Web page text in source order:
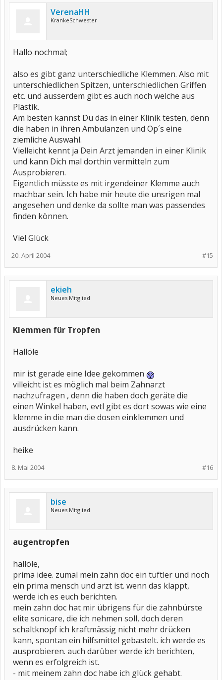
VerenaHH
KrankeSchwester
Hallo nochmal;
also es gibt ganz unterschiedliche Klemmen. Also mit
unterschiedlichen Spitzen, unterschiedlichen Griffen
etc. und ausserdem gibt es auch noch welche aus
Plastik.
Am besten kannst Du das in einer Klinik testen, denn
die haben in ihren Ambulanzen und Op´s eine
ziemliche Auswahl.
Vielleicht kennt ja Dein Arzt jemanden in einer Klinik
und kann Dich mal dorthin vermitteln zum
Ausprobieren.
Eigentlich müsste es mit irgendeiner Klemme auch
machbar sein. Ich habe mir heute die unsrigen mal
angesehen und denke da sollte man was passendes
finden können.
Viel Glück
#15
20. April 2004
ekieh
Neues Mitglied
Klemmen für Tropfen
Hallöle
mir ist gerade eine Idee gekommen
villeicht ist es möglich mal beim Zahnarzt
nachzufragen , denn die haben doch geräte die
einen Winkel haben, evtl gibt es dort sowas wie eine
klemme in die man die dosen einklemmen und
ausdrücken kann.
heike
#16
8. Mai 2004
bise
Neues Mitglied
augentropfen
hallöle,
prima idee. zumal mein zahn doc ein tüftler und noch
ein prima mensch und arzt ist. wenn das klappt,
werde ich es euch berichten.
mein zahn doc hat mir übrigens für die zahnbürste
elite sonicare, die ich nehmen soll, doch deren
schaltknopf ich kraftmässig nicht mehr drücken
kann, spontan ein hilfsmittel gebastelt. ich werde es
ausprobieren. auch darüber werde ich berichten,
wenn es erfolgreich ist.
- mit meinem zahn doc habe ich glück gehabt.